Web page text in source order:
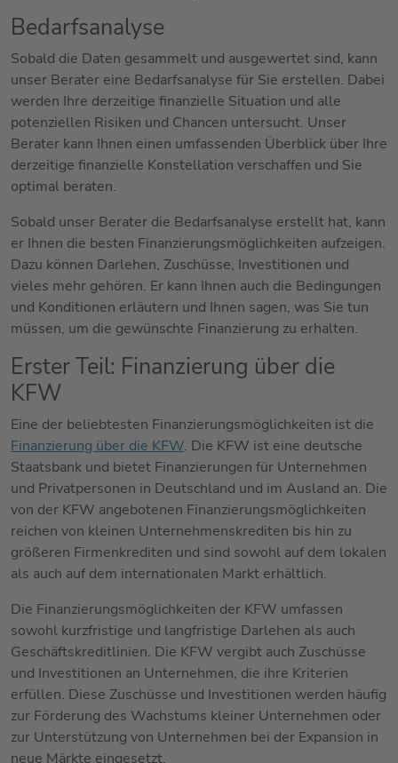
Bedarfsanalyse
Sobald die Daten gesammelt und ausgewertet sind, kann
unser Berater eine Bedarfsanalyse für Sie erstellen. Dabei
werden Ihre derzeitige finanzielle Situation und alle
potenziellen Risiken und Chancen untersucht. Unser
Berater kann Ihnen einen umfassenden Überblick über Ihre
derzeitige finanzielle Konstellation verschaffen und Sie
optimal beraten.
Sobald unser Berater die Bedarfsanalyse erstellt hat, kann
er Ihnen die besten Finanzierungsmöglichkeiten aufzeigen.
Dazu können Darlehen, Zuschüsse, Investitionen und
vieles mehr gehören. Er kann Ihnen auch die Bedingungen
und Konditionen erläutern und Ihnen sagen, was Sie tun
müssen, um die gewünschte Finanzierung zu erhalten.
Erster Teil: Finanzierung über die
KFW
Eine der beliebtesten Finanzierungsmöglichkeiten ist die
Finanzierung über die KFW. Die KFW ist eine deutsche
Staatsbank und bietet Finanzierungen für Unternehmen
und Privatpersonen in Deutschland und im Ausland an. Die
von der KFW angebotenen Finanzierungsmöglichkeiten
reichen von kleinen Unternehmenskrediten bis hin zu
größeren Firmenkrediten und sind sowohl auf dem lokalen
als auch auf dem internationalen Markt erhältlich.
Die Finanzierungsmöglichkeiten der KFW umfassen
sowohl kurzfristige und langfristige Darlehen als auch
Geschäftskreditlinien. Die KFW vergibt auch Zuschüsse
und Investitionen an Unternehmen, die ihre Kriterien
erfüllen. Diese Zuschüsse und Investitionen werden häufig
zur Förderung des Wachstums kleiner Unternehmen oder
zur Unterstützung von Unternehmen bei der Expansion in
neue Märkte eingesetzt.